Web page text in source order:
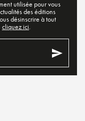
utilisée pour vous
des éditions
désinscrire à tout
cliquez ici.
send